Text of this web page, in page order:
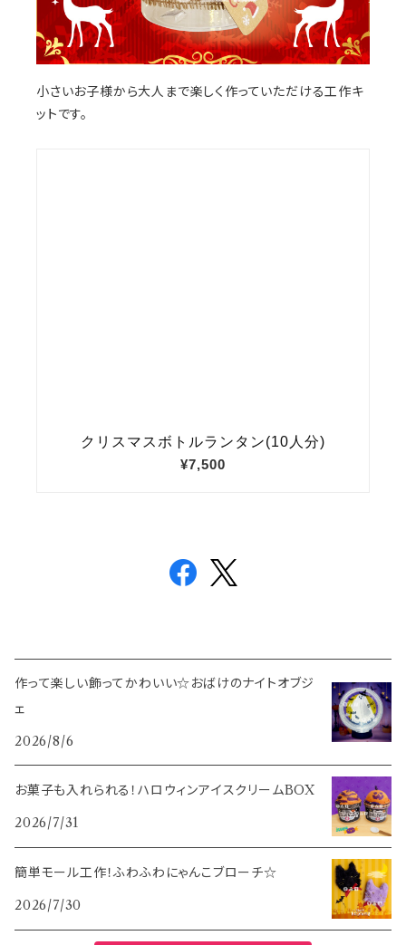
小さいお子様から大人まで楽しく作っていただける工作キ
ットです。
作って楽しい飾ってかわいい☆おばけのナイトオブジ
ェ
2026/8/6
お菓子も入れられる！ハロウィンアイスクリームBOX
2026/7/31
簡単モール工作！ふわふわにゃんこブローチ☆
2026/7/30